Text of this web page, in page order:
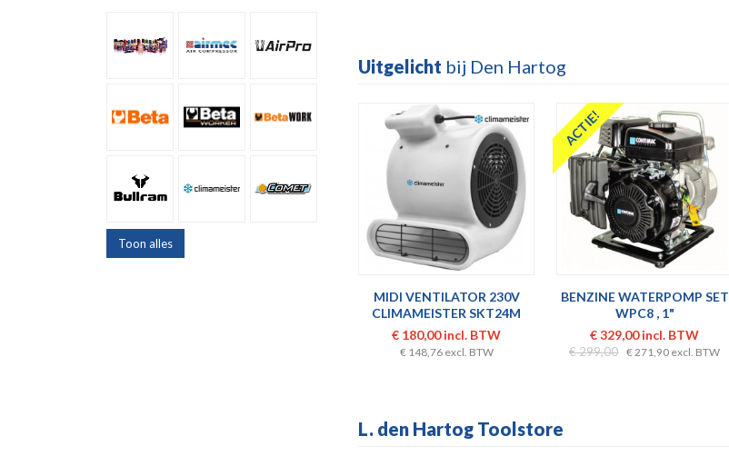
Toon alles
Uitgelicht bij Den Hartog
MIDI VENTILATOR 230V
CLIMAMEISTER SKT24M
€ 180,00 incl. BTW
€ 148,76 excl. BTW
ACTIE!
BENZINE WATERPOMP SET
WPC8 , 1"
€ 329,00 incl. BTW
€ 299,00 € 271,90 excl. BTW
L. den Hartog Toolstore